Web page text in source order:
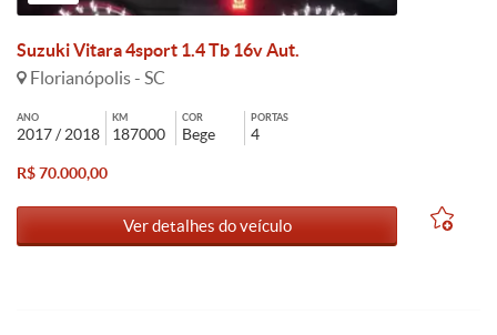
Suzuki Vitara 4sport 1.4 Tb 16v Aut.
Florianópolis - SC
ANO
2017 / 2018
KM
187000
COR
Bege
PORTAS
4
R$ 70.000,00
Ver detalhes do veículo